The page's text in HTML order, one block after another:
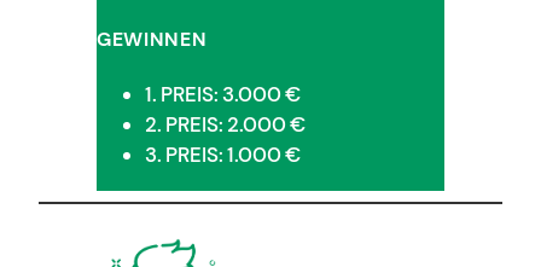
GEWINNEN
1. PREIS: 3.000 €
2. PREIS: 2.000 €
3. PREIS: 1.000 €